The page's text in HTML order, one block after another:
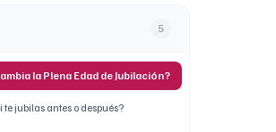
5
la Plena Edad de Jubilación?
te jubilas antes o después?